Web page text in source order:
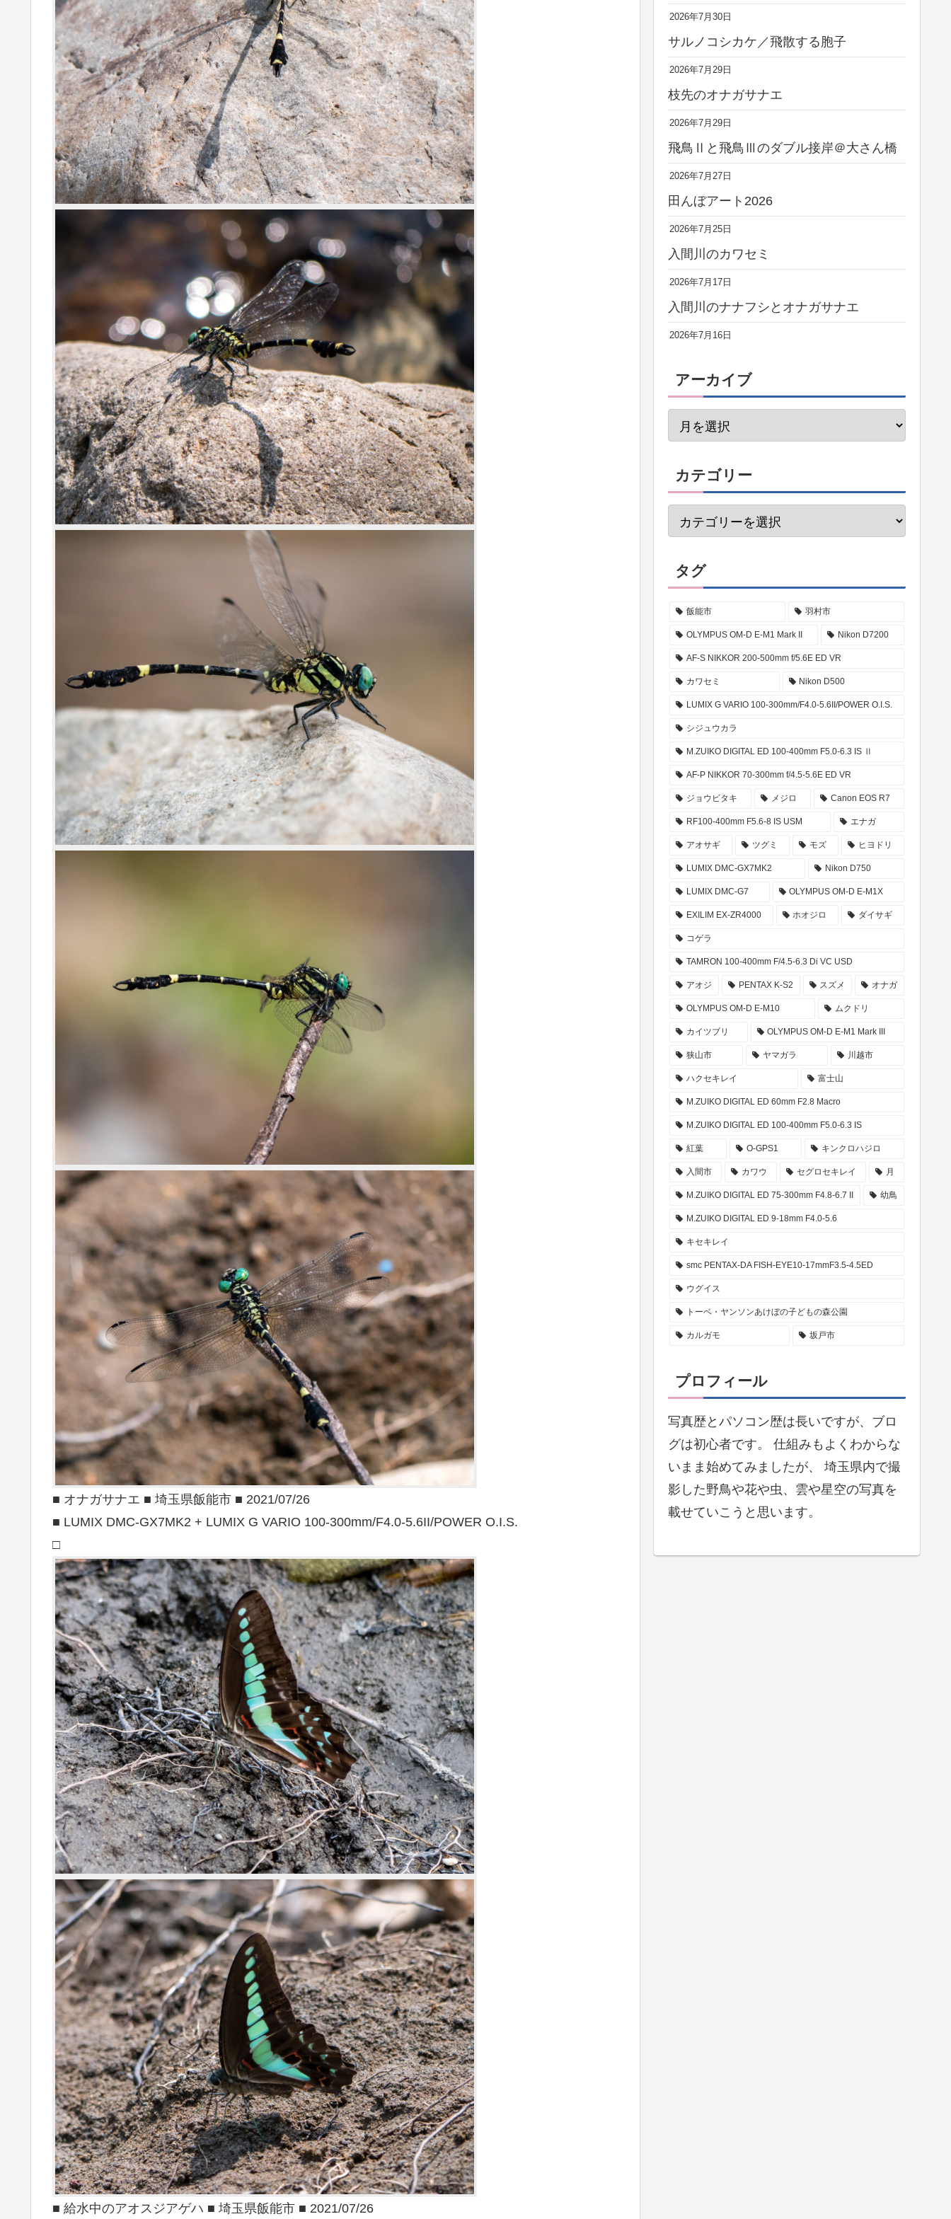
■ オナガサナエ ■ 埼玉県飯能市 ■ 2021/07/26
■ LUMIX DMC-GX7MK2 + LUMIX G VARIO 100-300mm/F4.0-5.6II/POWER O.I.S.
□
■ 給水中のアオスジアゲハ ■ 埼玉県飯能市 ■ 2021/07/26
2026年7月30日
サルノコシカケ／飛散する胞子
2026年7月29日
枝先のオナガサナエ
2026年7月29日
飛鳥Ⅱと飛鳥Ⅲのダブル接岸＠大さん橋
2026年7月27日
田んぼアート2026
2026年7月25日
入間川のカワセミ
2026年7月17日
入間川のナナフシとオナガサナエ
2026年7月16日
アーカイブ
カテゴリー
タグ
飯能市 羽村市
OLYMPUS OM-D E-M1 Mark II Nikon D7200
AF-S NIKKOR 200-500mm f/5.6E ED VR
カワセミ Nikon D500
LUMIX G VARIO 100-300mm/F4.0-5.6II/POWER O.I.S.
シジュウカラ
M.ZUIKO DIGITAL ED 100-400mm F5.0-6.3 IS Ⅱ
AF-P NIKKOR 70-300mm f/4.5-5.6E ED VR
ジョウビタキ メジロ Canon EOS R7
RF100-400mm F5.6-8 IS USM エナガ
アオサギ ツグミ モズ ヒヨドリ
LUMIX DMC-GX7MK2 Nikon D750
LUMIX DMC-G7 OLYMPUS OM-D E-M1X
EXILIM EX-ZR4000 ホオジロ ダイサギ
コゲラ
TAMRON 100-400mm F/4.5-6.3 Di VC USD
アオジ PENTAX K-S2 スズメ オナガ
OLYMPUS OM-D E-M10 ムクドリ
カイツブリ OLYMPUS OM-D E-M1 Mark III
狭山市 ヤマガラ 川越市
ハクセキレイ 富士山
M.ZUIKO DIGITAL ED 60mm F2.8 Macro
M.ZUIKO DIGITAL ED 100-400mm F5.0-6.3 IS
紅葉 O-GPS1 キンクロハジロ
入間市 カワウ セグロセキレイ 月
M.ZUIKO DIGITAL ED 75-300mm F4.8-6.7 II 幼鳥
M.ZUIKO DIGITAL ED 9-18mm F4.0-5.6
キセキレイ
smc PENTAX-DA FISH-EYE10-17mmF3.5-4.5ED
ウグイス
トーベ・ヤンソンあけぼの子どもの森公園
カルガモ 坂戸市
プロフィール
写真歴とパソコン歴は長いですが、ブロ
グは初心者です。 仕組みもよくわからな
いまま始めてみましたが、 埼玉県内で撮
影した野鳥や花や虫、雲や星空の写真を
載せていこうと思います。